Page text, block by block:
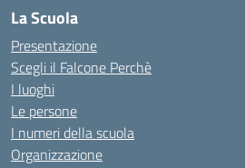
La Scuola
Presentazione
Scegli il Falcone Perchè
I luoghi
Le persone
I numeri della scuola
Organizzazione